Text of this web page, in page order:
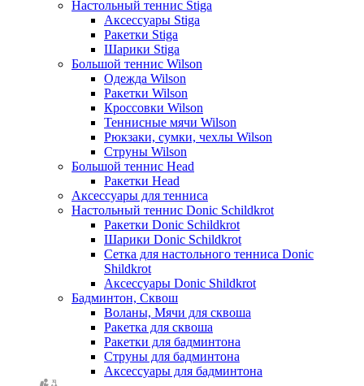
Настольный теннис Stiga
Аксессуары Stiga
Ракетки Stiga
Шарики Stiga
Большой теннис Wilson
Одежда Wilson
Ракетки Wilson
Кроссовки Wilson
Теннисные мячи Wilson
Рюкзаки, сумки, чехлы Wilson
Струны Wilson
Большой теннис Head
Ракетки Head
Аксессуары для тенниса
Настольный теннис Donic Schildkrot
Ракетки Donic Schildkrot
Шарики Donic Schildkrot
Сетка для настольного тенниса Donic
Shildkrot
Аксессуары Donic Shildkrot
Бадминтон, Сквош
Воланы, Мячи для сквоша
Ракетка для сквоша
Ракетки для бадминтона
Струны для бадминтона
Аксессуары для бадминтона